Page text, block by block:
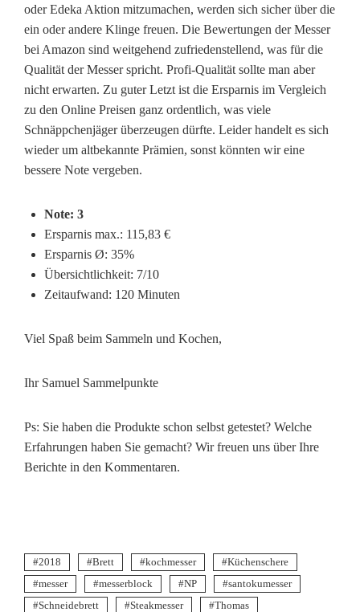
oder Edeka Aktion mitzumachen, werden sich sicher über die
ein oder andere Klinge freuen. Die Bewertungen der Messer
bei Amazon sind weitgehend zufriedenstellend, was für die
Qualität der Messer spricht. Profi-Qualität sollte man aber
nicht erwarten. Zu guter Letzt ist die Ersparnis im Vergleich
zu den Online Preisen ganz ordentlich, was viele
Schnäppchenjäger überzeugen dürfte. Leider handelt es sich
wieder um altbekannte Prämien, sonst könnten wir eine
bessere Note vergeben.
Note: 3
Ersparnis max.: 115,83 €
Ersparnis Ø: 35%
Übersichtlichkeit: 7/10
Zeitaufwand: 120 Minuten
Viel Spaß beim Sammeln und Kochen,
Ihr Samuel Sammelpunkte
Ps: Sie haben die Produkte schon selbst getestet? Welche
Erfahrungen haben Sie gemacht? Wir freuen uns über Ihre
Berichte in den Kommentaren.
2018 Brett kochmesser
Küchenschere
messer
messerblock NP
santokumesser
Schneidebrett
Steakmesser
Thomas